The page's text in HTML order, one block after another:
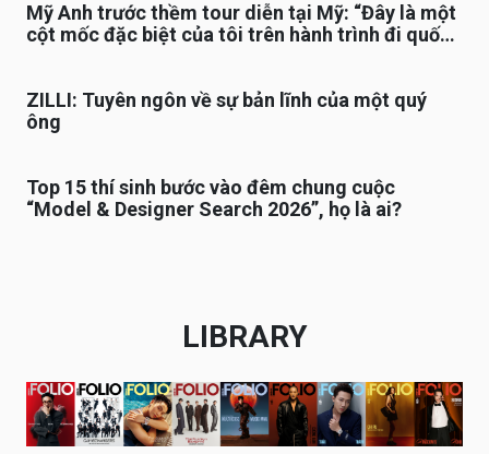
Mỹ Anh trước thềm tour diễn tại Mỹ: “Đây là một
cột mốc đặc biệt của tôi trên hành trình đi quốc
ZILLI: Tuyên ngôn về sự bản lĩnh của một quý
ông
Top 15 thí sinh bước vào đêm chung cuộc
“Model & Designer Search 2026”, họ là ai?
LIBRARY